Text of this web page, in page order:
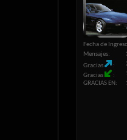
Fecha de
Mensajes
Gracias
Gracias
GRACIAS EN